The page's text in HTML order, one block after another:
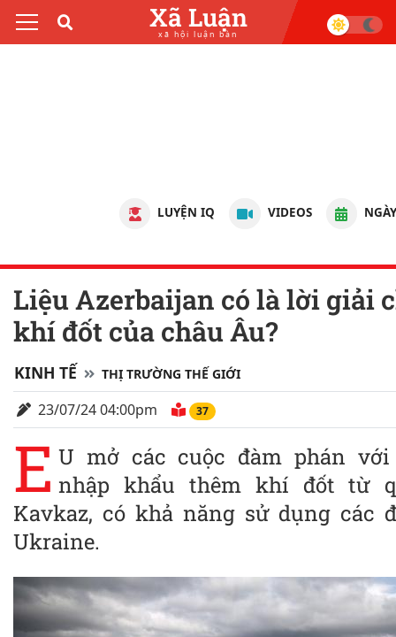
Xã Luận
xã hội luận bàn
LUYỆN IQ VIDEOS
Liệu Azerbaijan có là lời giải cho bài toán
khí đốt của châu Âu?
KINH TẾ THỊ TRƯỜNG THẾ GIỚI
23/07/24 04:00pm 37
E U mở các cuộc đàm phán với
nhập khẩu thêm khí đốt từ
Kavkaz, có khả năng sử dụng các
Ukraine.